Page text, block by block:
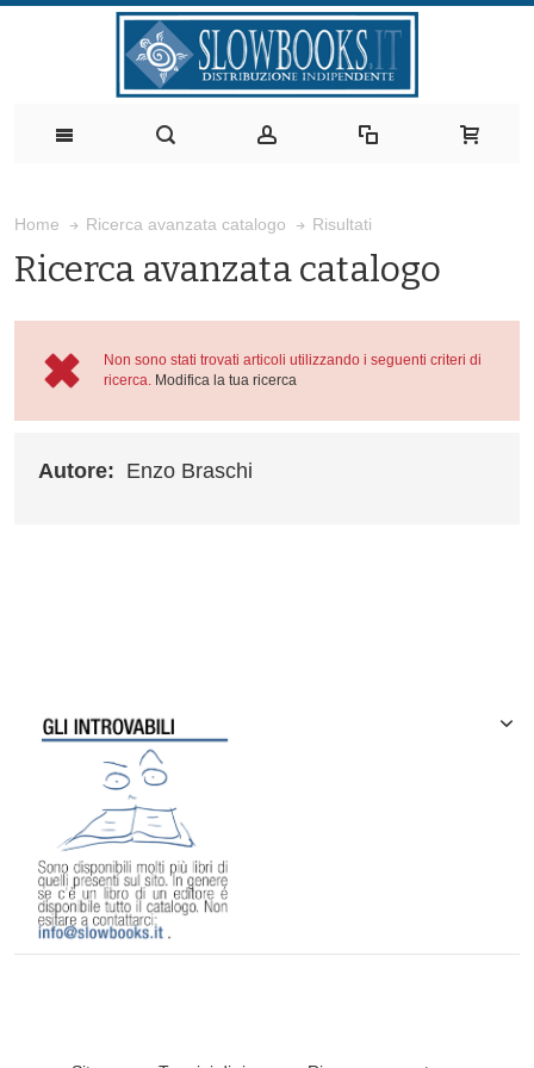
Home Ricerca avanzata catalogo Risultati
Ricerca avanzata catalogo
Non sono stati trovati articoli utilizzando i seguenti criteri di
ricerca. Modifica la tua ricerca
Autore: Enzo Braschi